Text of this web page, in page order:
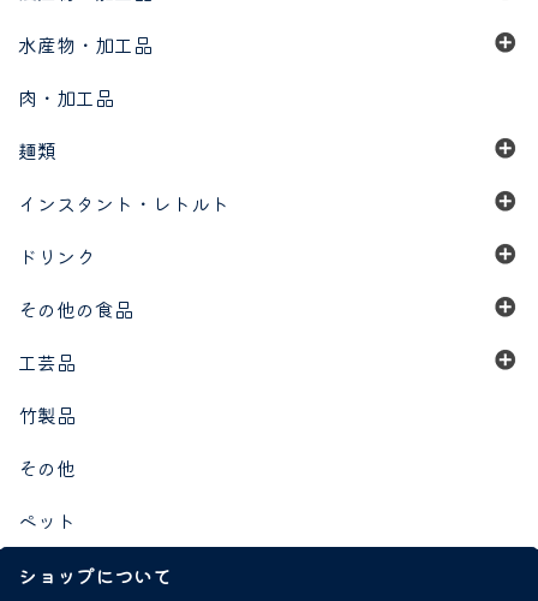
水産物・加工品
肉・加工品
麺類
インスタント・レトルト
ドリンク
その他の食品
工芸品
竹製品
その他
ペット
ショップについて